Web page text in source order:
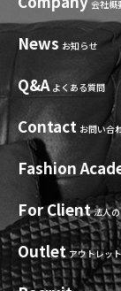
会社概
News お知らせ
Q&A よくある質問
Contact お問い合
Fashion
For Client 法人
Outlet アウトレッ